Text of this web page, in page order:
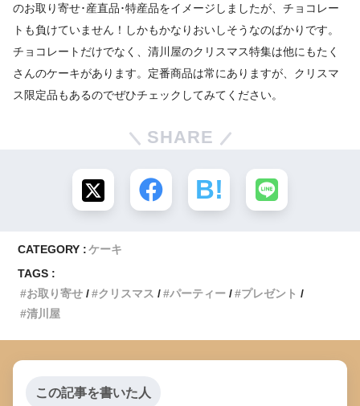
のお取り寄せ･産直品･特産品をイメージしましたが、チョコレー
トも負けていません！しかもかなりおいしそうなのばかりです。
チョコレートだけでなく、清川屋のクリスマス特集は他にもたく
さんのケーキがあります。定番商品は常にありますが、クリスマ
ス限定品もあるのでぜひチェックしてみてください。
SHARE
CATEGORY : ケーキ
TAGS :
お取り寄せ
クリスマス パーティー
プレゼント
清川屋
この記事を書いた人